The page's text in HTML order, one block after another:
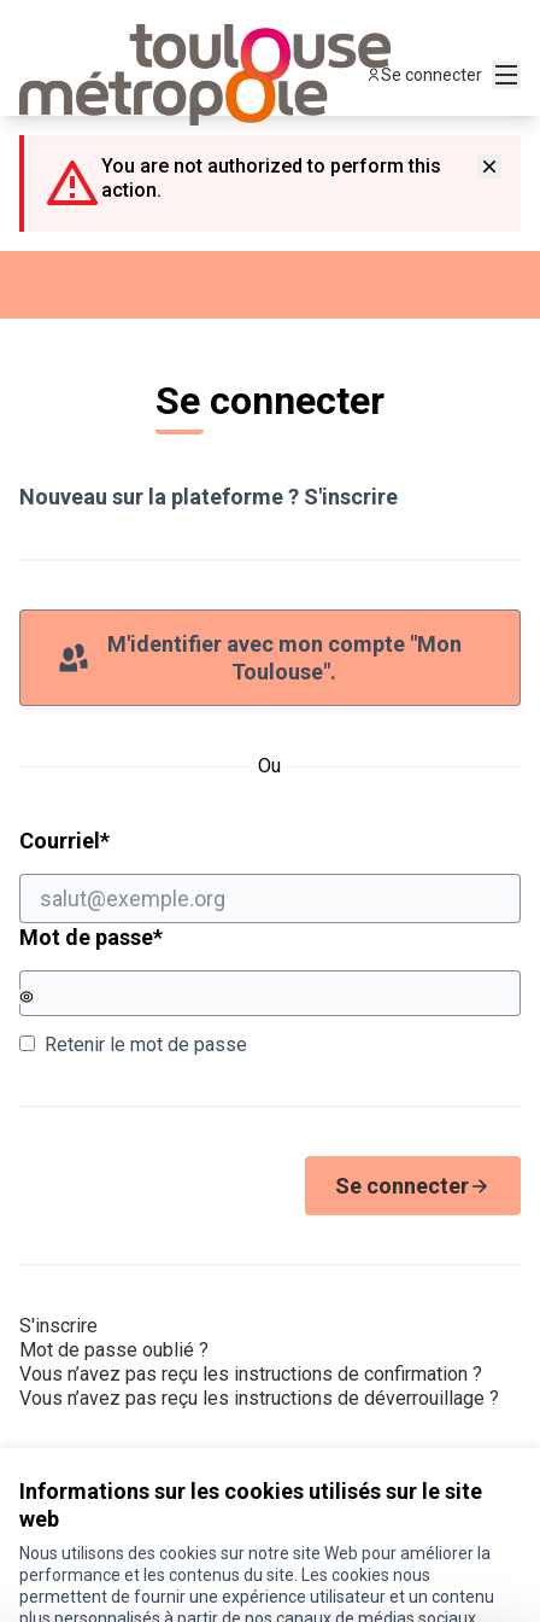
Informations sur les cookies utilisés sur le site
web
Nous utilisons des cookies sur notre site Web pour améliorer la
performance et les contenus du site. Les cookies nous
permettent de fournir une expérience utilisateur et un contenu
Se connecter
You are not authorized to perform this
action.
Se connecter
Nouveau sur la plateforme ? S'inscrire
M'identifier avec mon compte "Mon
Toulouse".
Ou
Courriel *Champ obligatoire
Mot de passe*Champ obligatoire
Retenir le mot de passe
Se connecter
S'inscrire
Mot de passe oublié ?
Vous n’avez pas reçu les instructions de confirmation ?
Vous n’avez pas reçu les instructions de déverrouillage ?
Conditions d'utilisation
Paramètres des cookies
Je participe ! sur X
Je participe ! sur Facebook
Je participe ! sur Instagram